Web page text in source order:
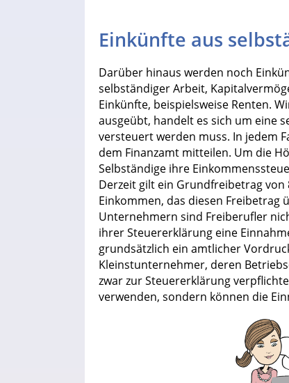
Einkünfte aus
Darüber hinaus werden noch
selbständiger Arbeit,
Einkünfte, beispielsweise Renten.
ausgeübt, handelt es sich um eine
versteuert werden muss. In jedem
dem Finanzamt mitteilen. Um die
Selbständige ihre
Derzeit gilt ein Grundfreibetrag von
Einkommen, das diesen Freibetrag
Unternehmern sind Freiberufler
ihrer Steuererklärung eine
grundsätzlich ein amtlicher
Kleinstunternehmer, deren
zwar zur Steuererklärung
verwenden, sondern können die